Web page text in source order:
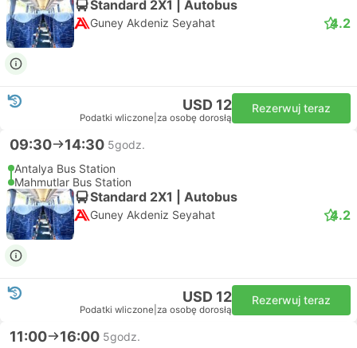
Standard 2X1 | Autobus
Guney Akdeniz Seyahat 4.2
USD 12
Podatki wliczone za osobę dorosłą
Rezerwuj teraz
09:30 14:30 5godz.
Antalya Bus Station
Mahmutlar Bus Station
Standard 2X1 | Autobus
Guney Akdeniz Seyahat 4.2
USD 12
Podatki wliczone za osobę dorosłą
Rezerwuj teraz
11:00 16:00 5godz.